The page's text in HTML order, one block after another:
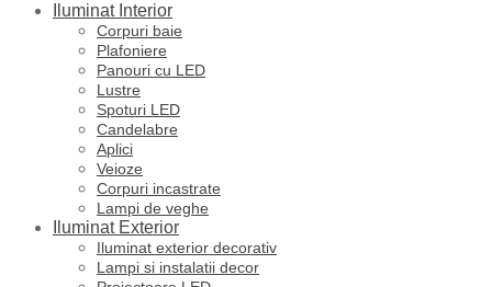
Iluminat Interior
Corpuri baie
Plafoniere
Panouri cu LED
Lustre
Spoturi LED
Candelabre
Aplici
Veioze
Corpuri incastrate
Lampi de veghe
Iluminat Exterior
Iluminat exterior decorativ
Lampi si instalatii decor